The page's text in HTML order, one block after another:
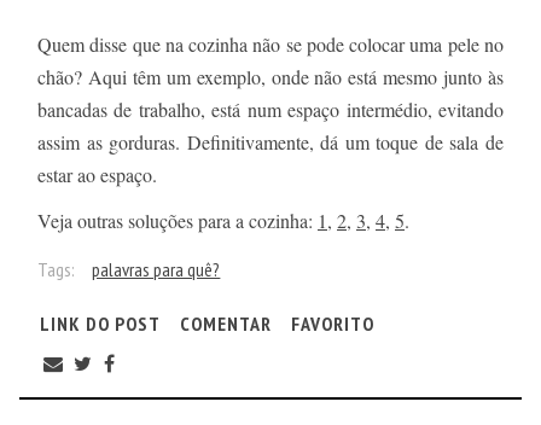
Quem disse que na cozinha não se pode colocar uma pele no
chão? Aqui têm um exemplo, onde não está mesmo junto às
bancadas de trabalho, está num espaço intermédio, evitando
assim as gorduras. Definitivamente, dá um toque de sala de
estar ao espaço.
Veja outras soluções para a cozinha: 1, 2, 3, 4, 5.
Tags: palavras para quê?
LINK DO POST COMENTAR FAVORITO